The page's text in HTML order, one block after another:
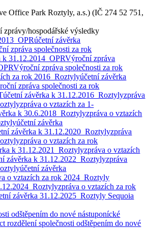
Office Park Roztyly, a.s.) (IČ 274 52 751,
hospodářské výsledky
účetní závěrka
zpráva společnosti za rok
k 31.12.2014_OPRVýroční zpráva
Výroční zpráva společnosti za rok
za rok 2016_Roztylyúčetní závěrka
zpráva společnosti za rok
účetní závěrka k 31.12.2016_Roztylyzpráva
zpráva o vztazích za 1-
k 30.6.2018_Roztylyzpráva o vztazích
účetní závěrka
závěrka k 31.12.2020_Roztylyzpráva
zpráva o vztazích za rok
k 31.12.2021_Roztylyzpráva o vztazích
závěrka k 31.12.2022_Roztylyzpráva
účetní závěrka
o vztazích za rok 2024_Roztyly
zpráva o vztazích za rok
závěrka 31.12.2025_Roztyly Sequoia
odštěpením do nové nástuponícké
rozdělení společnosti odštěpením do nové